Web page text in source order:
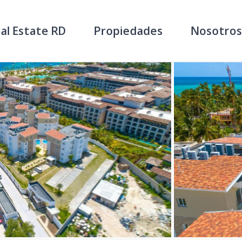
Estate RD Propiedades Nosotros